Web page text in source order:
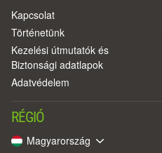
Kapcsolat
Történetünk
Kezelési útmutatók és
Biztonsági adatlapok
Adatvédelem
RÉGIÓ
Magyarország